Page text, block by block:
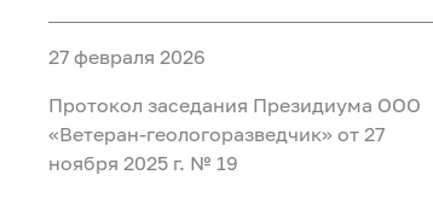
27 февраля 2026
Протокол заседания Президиума ООО
«Ветеран-геологоразведчик» от 27
ноября 2025 г. № 19